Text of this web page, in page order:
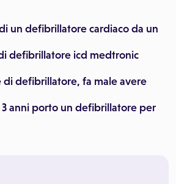
un defibrillatore cardiaco da un
defibrillatore icd medtronic
defibrillatore, fa male avere
3 anni porto un defibrillatore per